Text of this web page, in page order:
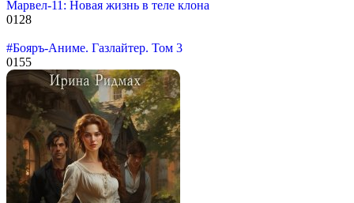
Марвел-11: Новая жизнь в теле клона
0128
#Бояръ-Аниме. Газлайтер. Том 3
0155